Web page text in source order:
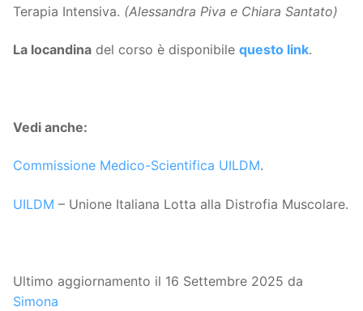
Terapia Intensiva. (Alessandra Piva e Chiara Santato)
La locandina del corso è disponibile questo link.
Vedi anche:
Commissione Medico-Scientifica UILDM.
UILDM – Unione Italiana Lotta alla Distrofia Muscolare.
Ultimo aggiornamento il 16 Settembre 2025 da
Simona